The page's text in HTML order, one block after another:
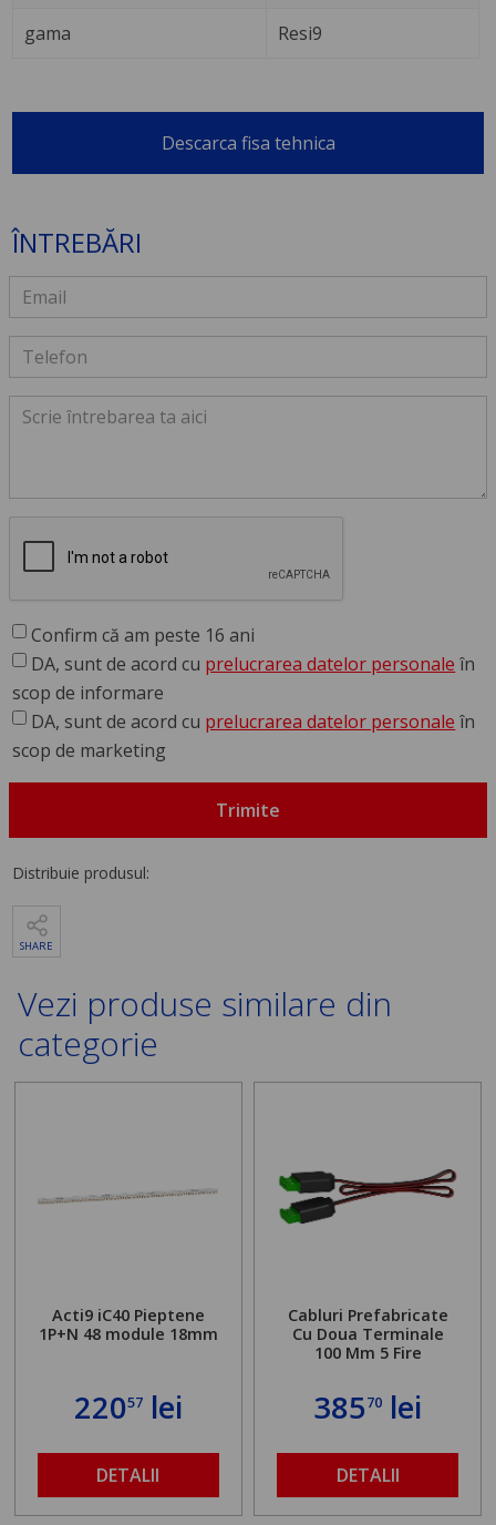
gama Resi9
Descarca fisa tehnica
ÎNTREBĂRI
Confirm că am peste 16 ani
DA, sunt de acord cu prelucrarea datelor personale în
scop de informare
DA, sunt de acord cu prelucrarea datelor personale în
scop de marketing
Trimite
Distribuie produsul:
SHARE
Vezi produse similare din
categorie
Acti9 iC40 Pieptene
1P+N 48 module 18mm
22057lei
DETALII
Cabluri Prefabricate
Cu Doua Terminale
100 Mm 5 Fire
38570 lei
DETALII